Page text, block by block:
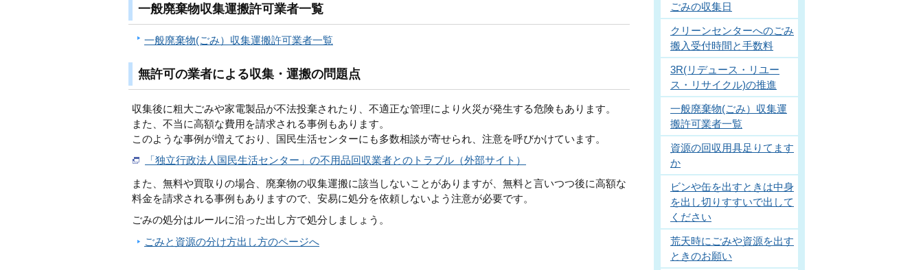
一般廃棄物収集運搬許可業者一覧
一般廃棄物(ごみ）収集運搬許可業者一覧
無許可の業者による収集・運搬の問題点
収集後に粗大ごみや家電製品が不法投棄されたり、不適正な管理により火災が発生する危険もあります。
また、不当に高額な費用を請求される事例もあります。
このような事例が増えており、国民生活センターにも多数相談が寄せられ、注意を呼びかけています。
「独立行政法人国民生活センター」の不用品回収業者とのトラブル（外部サイト）
また、無料や買取りの場合、廃棄物の収集運搬に該当しないことがありますが、無料と言いつつ後に高額な
料金を請求される事例もありますので、安易に処分を依頼しないよう注意が必要です。
ごみの処分はルールに沿った出し方で処分しましょう。
ごみと資源の分け方出し方のページへ
ごみの収集日
クリーンセンターへのごみ
搬入受付時間と手数料
3R(リデュース・リユー
ス・リサイクル)の推進
一般廃棄物(ごみ）収集運
搬許可業者一覧
資源の回収用具足りてます
か
ビンや缶を出すときは中身
を出し切りすすいで出して
ください
荒天時にごみや資源を出す
ときのお願い